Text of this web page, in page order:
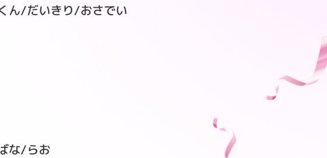
ん/だいきり/おさでい
な/らお